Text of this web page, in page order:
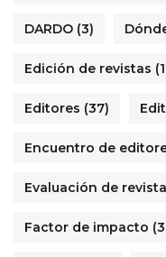
DARDO (3)
Edición de revistas
Editores (37)
Encuentro de
Evaluación de
Factor de impacto